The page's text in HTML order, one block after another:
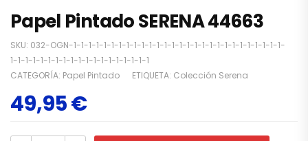
Papel Pintado SERENA 44663
SKU: 032-OGN-1-1-1-1-1-1-1-1-1-1-1-1-1-1-1-1-1-1-1-1-1-1-1-1-1-1-1-1-
1-1-1-1-1-1-1-1-1-1-1-1-1-1-1-1-1-1-1
CATEGORÍA: Papel Pintado ETIQUETA: Colección Serena
49,95€